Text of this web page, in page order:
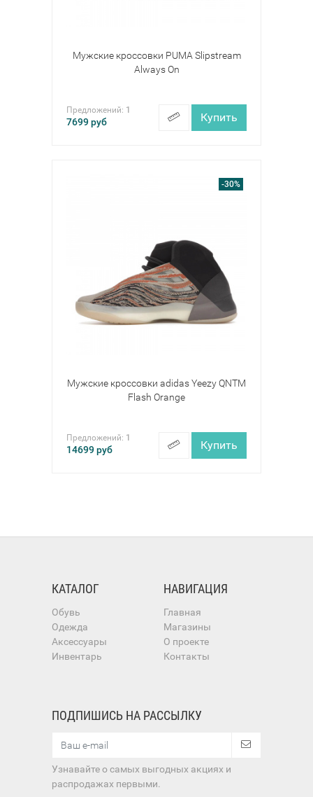
Мужские кроссовки PUMA Slipstream
Always On
Предложений: 1
7699руб Купить
-30%
Мужские кроссовки adidas Yeezy QNTM
Flash Orange
Предложений: 1
14699руб Купить
КАТАЛОГ
Обувь
Одежда
Аксессуары
Инвентарь
НАВИГАЦИЯ
Главная
Магазины
О проекте
Контакты
ПОДПИШИСЬ НА РАССЫЛКУ
Узнавайте о самых выгодных акциях и
распродажах первыми.